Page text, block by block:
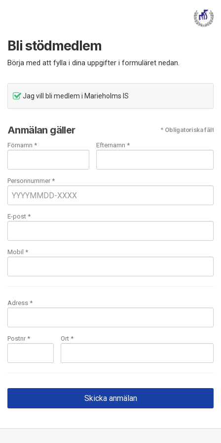
Bli stödmedlem
Börja med att fylla i dina uppgifter i formuläret nedan.
Jag vill bli medlem i Marieholms IS
Anmälan gäller * Obligatoriska fält
Förnamn * Efternamn *
Personnummer *
E-post *
Mobil *
Adress *
Postnr * Ort *